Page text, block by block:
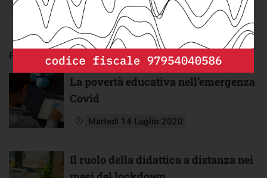
PRESENTE IN
La povertà educativa nell’emergenza
Covid
Martedì 14 Luglio 2020
Il ruolo della didattica a distanza nei